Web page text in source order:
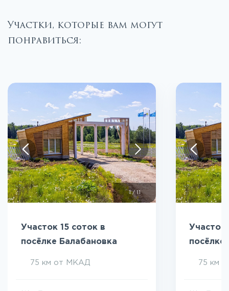
Участки, которые вам могут
понравиться:
1/ 11
Участок 15 соток в
посёлке Балабановка
75 км от МКАД
Участок
посёлке
75 км